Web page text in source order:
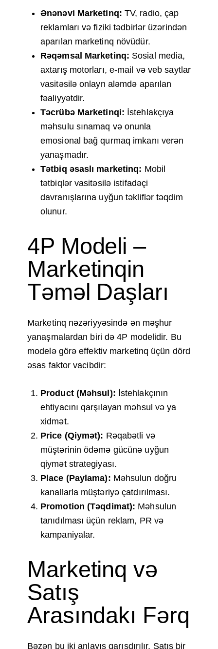
Ənənəvi Marketinq: TV, radio, çap
reklamları və fiziki tədbirlər üzərindən
aparılan marketinq növüdür.
Rəqəmsal Marketinq: Sosial media,
axtarış motorları, e-mail və veb saytlar
vasitəsilə onlayn aləmdə aparılan
fəaliyyətdir.
Təcrübə Marketinqi: İstehlakçıya
məhsulu sınamaq və onunla
emosional bağ qurmaq imkanı verən
yanaşmadır.
Tətbiq əsaslı marketinq: Mobil
tətbiqlər vasitəsilə istifadəçi
davranışlarına uyğun təkliflər təqdim
olunur.
4P Modeli –
Marketinqin
Təməl Daşları
Marketinq nəzəriyyəsində ən məşhur
yanaşmalardan biri də 4P modelidir. Bu
modelə görə effektiv marketinq üçün dörd
əsas faktor vacibdir:
Product (Məhsul): İstehlakçının
ehtiyacını qarşılayan məhsul və ya
xidmət.
Price (Qiymət): Rəqabətli və
müştərinin ödəmə gücünə uyğun
qiymət strategiyası.
Place (Paylama): Məhsulun doğru
kanallarla müştəriyə çatdırılması.
Promotion (Təqdimat): Məhsulun
tanıdılması üçün reklam, PR və
kampaniyalar.
Marketinq və
Satış
Arasındakı Fərq
Bəzən bu iki anlayış qarışdırılır. Satış bir